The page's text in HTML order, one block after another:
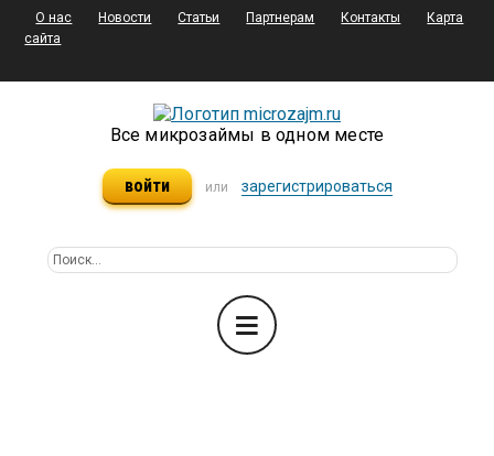
О нас Новости Статьи Партнерам Контакты
Карта
сайта
Все микрозаймы в одном месте
войти или зарегистрироваться